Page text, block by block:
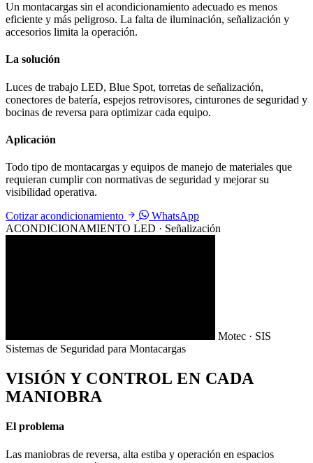
Un montacargas sin el acondicionamiento adecuado es menos
eficiente y más peligroso. La falta de iluminación, señalización y
accesorios limita la operación.
La solución
Luces de trabajo LED, Blue Spot, torretas de señalización,
conectores de batería, espejos retrovisores, cinturones de seguridad y
bocinas de reversa para optimizar cada equipo.
Aplicación
Todo tipo de montacargas y equipos de manejo de materiales que
requieran cumplir con normativas de seguridad y mejorar su
visibilidad operativa.
Cotizar acondicionamiento
WhatsApp
ACONDICIONAMIENTO LED · Señalización
Motec · SIS
Sistemas de Seguridad para Montacargas
VISIÓN Y CONTROL EN CADA
MANIOBRA
El problema
Las maniobras de reversa, alta estiba y operación en espacios